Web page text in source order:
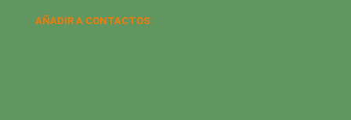
AÑADIR A CONTACTOS: